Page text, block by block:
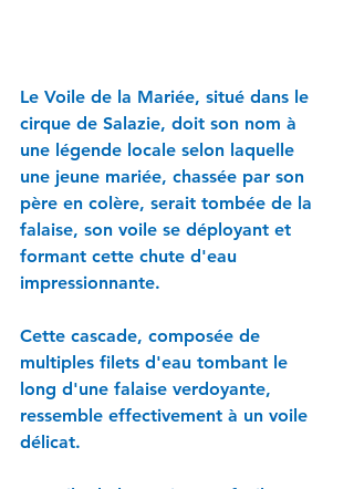
Le Voile de la Mariée, situé dans le
cirque de Salazie, doit son nom à
une légende locale selon laquelle
une jeune mariée, chassée par son
père en colère, serait tombée de la
falaise, son voile se déployant et
formant cette chute d'eau
impressionnante.
Cette cascade, composée de
multiples filets d'eau tombant le
long d'une falaise verdoyante,
ressemble effectivement à un voile
délicat.